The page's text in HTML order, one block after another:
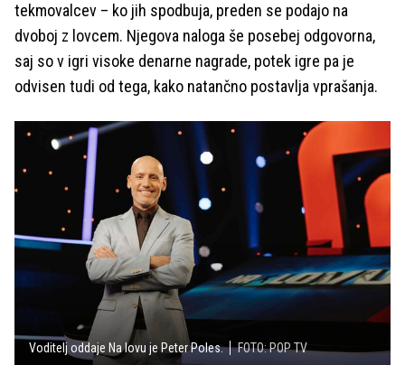
tekmovalcev – ko jih spodbuja, preden se podajo na
dvoboj z lovcem. Njegova naloga še posebej odgovorna,
saj so v igri visoke denarne nagrade, potek igre pa je
odvisen tudi od tega, kako natančno postavlja vprašanja.
Voditelj oddaje Na lovu je Peter Poles. FOTO: POP TV